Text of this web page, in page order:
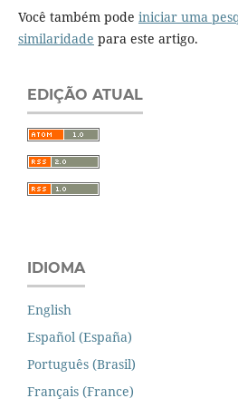
Você também pode iniciar uma
similaridade para este artigo.
EDIÇÃO ATUAL
IDIOMA
English
Español (España)
Português (Brasil)
Français (France)